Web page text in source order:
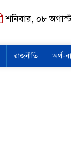
শনিবার, ০৮
রাজনীতি অর্থ-